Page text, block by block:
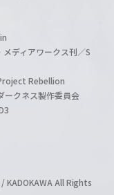
ディアワークス刊／S
Rebellion
ークネス製作委員会
KADOKAWA All Rights